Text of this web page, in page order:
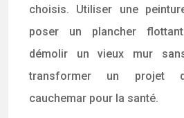
choisis. Utiliser une
poser un plancher
démolir un vieux mur
transformer un projet
cauchemar pour la santé.